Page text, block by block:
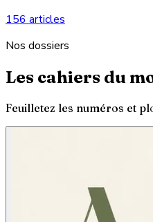
156 articles
Nos dossiers
Les cahiers du
Feuilletez les numéros et